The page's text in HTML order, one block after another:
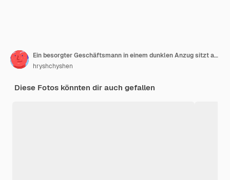
Ein besorgter Geschäftsmann in einem dunklen Anzug sitzt an einem Büro-Schreibtisch voller Bücher und Papiere, die mit Arbeit überlastet sind
hryshchyshen
Diese Fotos könnten dir auch gefallen